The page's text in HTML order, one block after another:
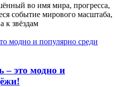
во имя мира, прогресса,
событие мирового масштаба,
к звёздам
– это модно и